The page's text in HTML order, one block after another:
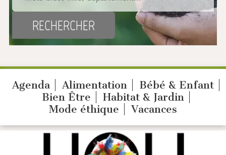
Agenda Alimentation
Bébé & Enfant
Bien Être
Habitat & Jardin
Mode éthique
Vacances